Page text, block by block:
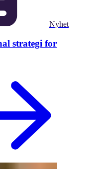
Nyhet
strategi for